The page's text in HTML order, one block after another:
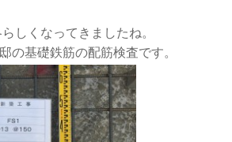
しくなってきましたね。
の基礎鉄筋の配筋検査です。